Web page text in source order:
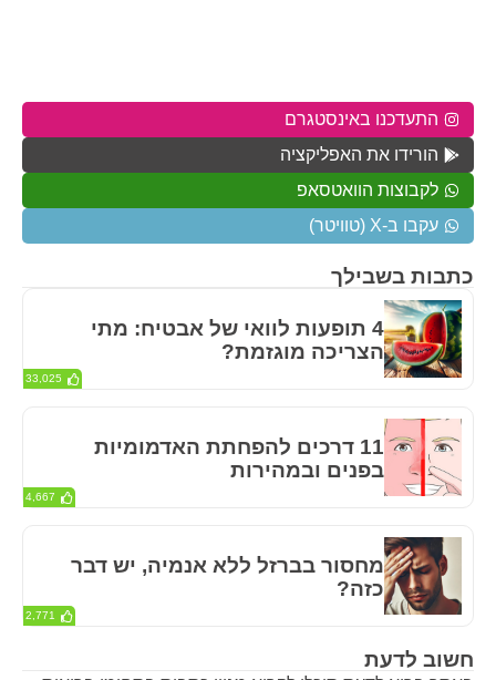
חשוב לדעת
כתבות בשבילך
4 תופעות לוואי של אבטיח: מתי
הצריכה מוגזמת?
33,025
11 דרכים להפחתת האדמומיות
בפנים ובמהירות
4,667
מחסור בברזל ללא אנמיה, יש דבר
כזה?
2,771
התעדכנו באינסטגרם
הורידו את האפליקציה
לקבוצות הוואטסאפ
עקבו ב-X (טוויטר)